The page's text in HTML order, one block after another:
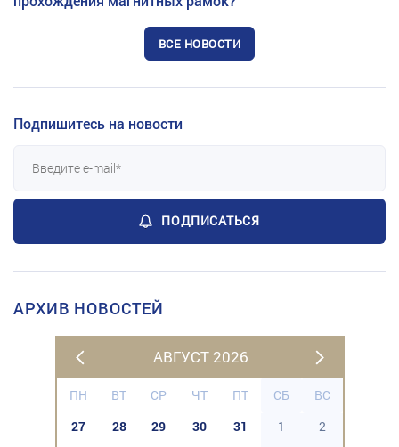
ВСЕ НОВОСТИ
Подпишитесь на новости
ПОДПИСАТЬСЯ
АРХИВ НОВОСТЕЙ
АВГУСТ 2026
ПН ВТ СР ЧТ ПТ СБ
ВС
27
28 29 30 31 1
2